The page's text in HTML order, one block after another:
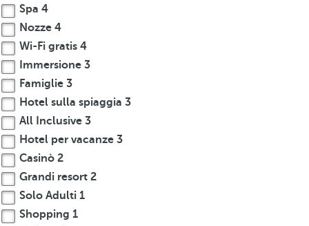
Spa 4
Nozze 4
Wi-Fi gratis 4
Immersione 3
Famiglie 3
Hotel sulla spiaggia 3
All Inclusive 3
Hotel per vacanze 3
Casinò 2
Grandi resort 2
Solo Adulti 1
Shopping 1